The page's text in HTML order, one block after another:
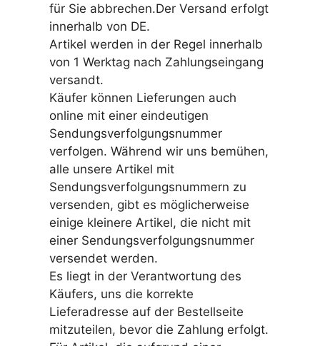
für Sie abbrechen.Der Versand erfolgt
innerhalb von DE.
Artikel werden in der Regel innerhalb
von 1 Werktag nach Zahlungseingang
versandt.
Käufer können Lieferungen auch
online mit einer eindeutigen
Sendungsverfolgungsnummer
verfolgen. Während wir uns bemühen,
alle unsere Artikel mit
Sendungsverfolgungsnummern zu
versenden, gibt es möglicherweise
einige kleinere Artikel, die nicht mit
einer Sendungsverfolgungsnummer
versendet werden.
Es liegt in der Verantwortung des
Käufers, uns die korrekte
Lieferadresse auf der Bestellseite
mitzuteilen, bevor die Zahlung erfolgt.